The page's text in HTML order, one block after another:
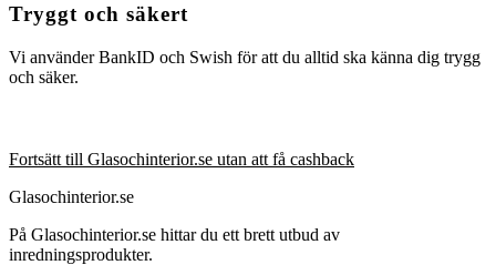
Tryggt och säkert
Vi använder BankID och Swish för att du alltid ska känna dig trygg
och säker.
Fortsätt till Glasochinterior.se utan att få cashback
Glasochinterior.se
På Glasochinterior.se hittar du ett brett utbud av
inredningsprodukter.